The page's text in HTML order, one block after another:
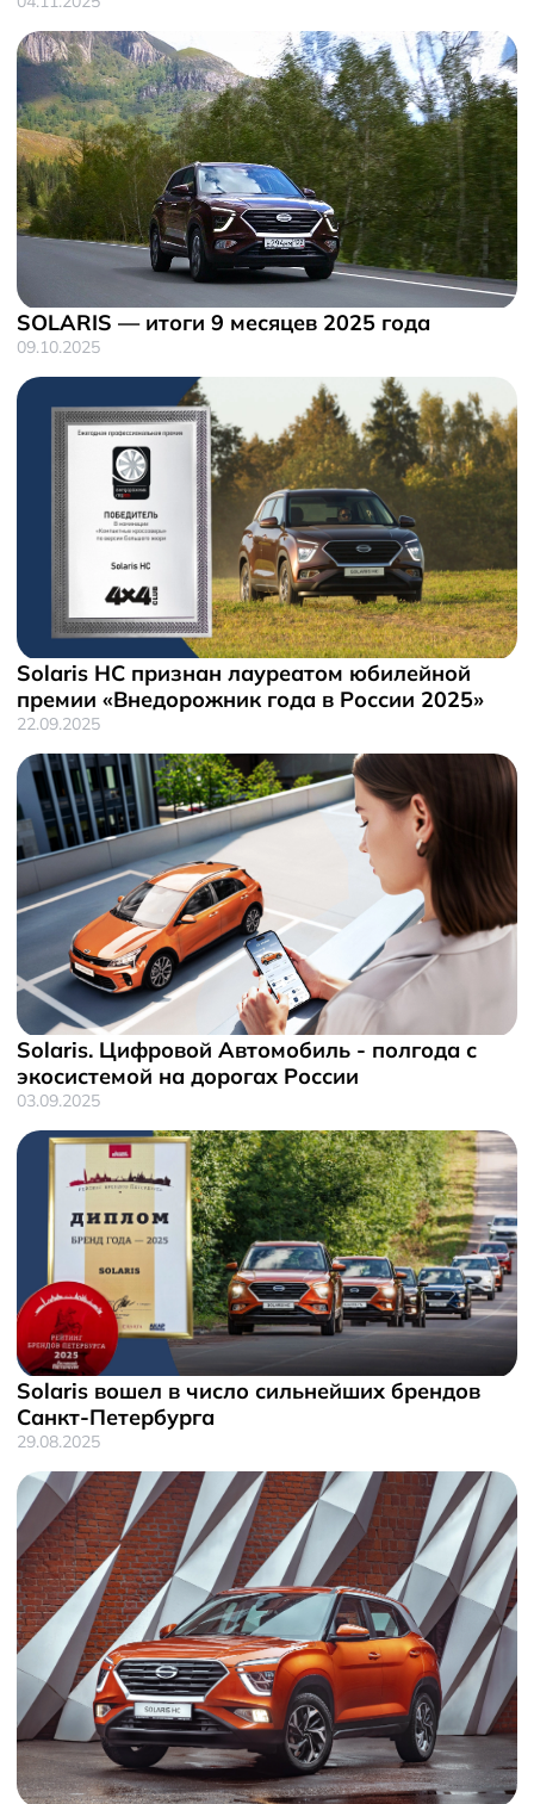
SOLARIS — итоги 9 месяцев 2025 года
09.10.2025
Solaris HC признан лауреатом юбилейной
премии «Внедорожник года в России 2025»
22.09.2025
Solaris. Цифровой Автомобиль - полгода с
экосистемой на дорогах России
03.09.2025
Solaris вошел в число сильнейших брендов
Санкт-Петербурга
29.08.2025